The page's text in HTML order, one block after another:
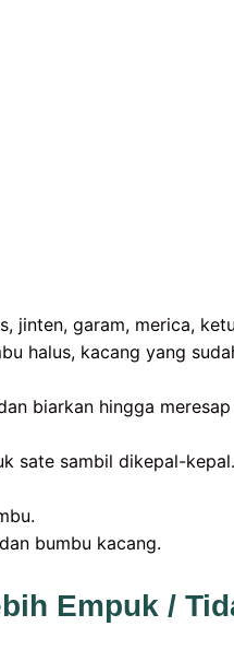
jinten, garam, merica,
halus, kacang yang
biarkan hingga
sate sambil dikepal-
bumbu kacang.
Empuk /